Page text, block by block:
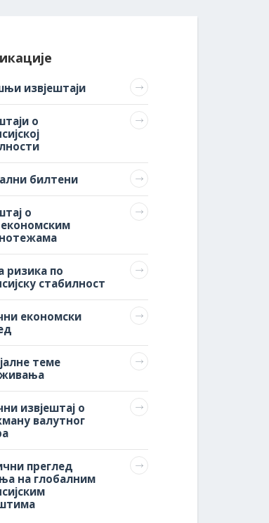
извјештаји
о
билтени
о
ризика по
стабилност
економски
теме
извјештај о
валутног
преглед
на глобалним